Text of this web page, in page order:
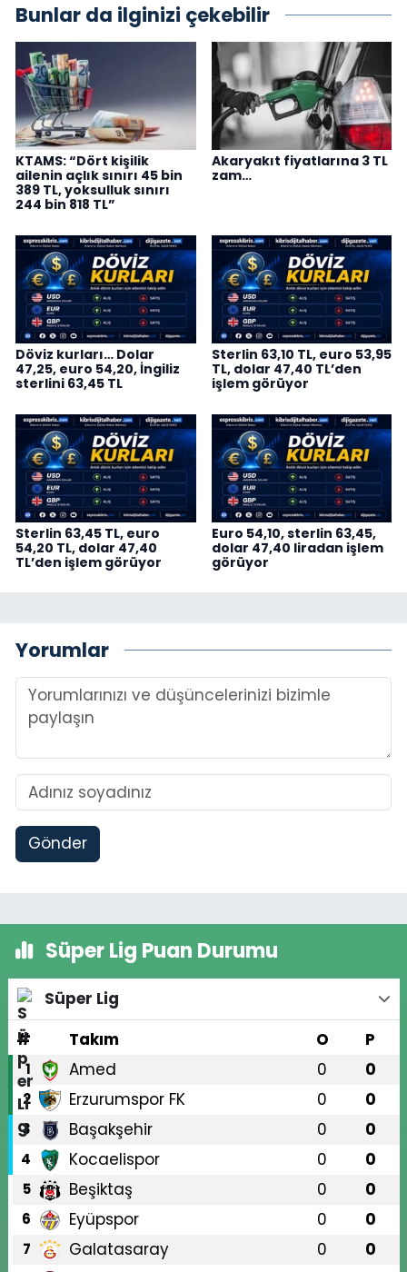
Bunlar da ilginizi çekebilir
KTAMS: “Dört kişilik
ailenin açlık sınırı 45 bin
389 TL, yoksulluk sınırı
244 bin 818 TL”
Akaryakıt fiyatlarına 3 TL
zam…
Döviz kurları… Dolar
47,25, euro 54,20, İngiliz
sterlini 63,45 TL
Sterlin 63,10 TL, euro 53,95
TL, dolar 47,40 TL’den
işlem görüyor
Sterlin 63,45 TL, euro
54,20 TL, dolar 47,40
TL’den işlem görüyor
Euro 54,10, sterlin 63,45,
dolar 47,40 liradan işlem
görüyor
Yorumlar
Gönder
Süper Lig Puan Durumu
Süper Lig
#
Takım O P
1 Amed 0 0
2 Erzurumspor FK 0 0
3 Başakşehir 0 0
4 Kocaelispor 0 0
5 Beşiktaş 0 0
6 Eyüpspor 0 0
7 Galatasaray 0 0